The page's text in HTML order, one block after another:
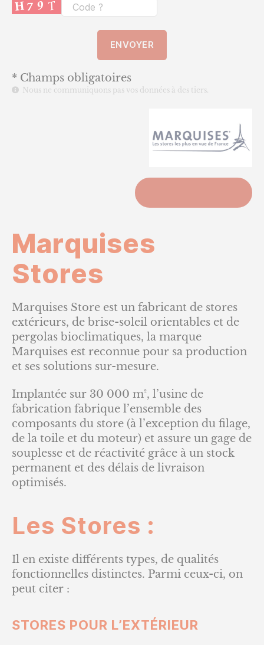
* Champs obligatoires
Nous ne communiquons pas vos données à des tiers.
Marquises
Stores
Marquises Store est un fabricant de stores
extérieurs, de brise-soleil orientables et de
pergolas bioclimatiques, la marque
Marquises est reconnue pour sa production
et ses solutions sur-mesure.
Implantée sur 30 000 m², l’usine de
fabrication fabrique l’ensemble des
composants du store (à l’exception du filage,
de la toile et du moteur) et assure un gage de
souplesse et de réactivité grâce à un stock
permanent et des délais de livraison
optimisés.
Les Stores :
Il en existe différents types, de qualités
fonctionnelles distinctes. Parmi ceux-ci, on
peut citer :
STORES POUR L’EXTÉRIEUR